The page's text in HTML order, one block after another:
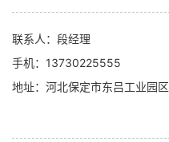
联系人： 段经理
手机： 13730225555
地址： 河北保定市东吕工业园区